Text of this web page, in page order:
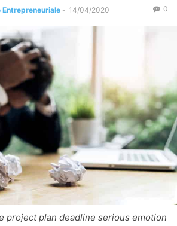
Entrepreneuriale - 14/04/2020 0
project plan deadline serious emotion